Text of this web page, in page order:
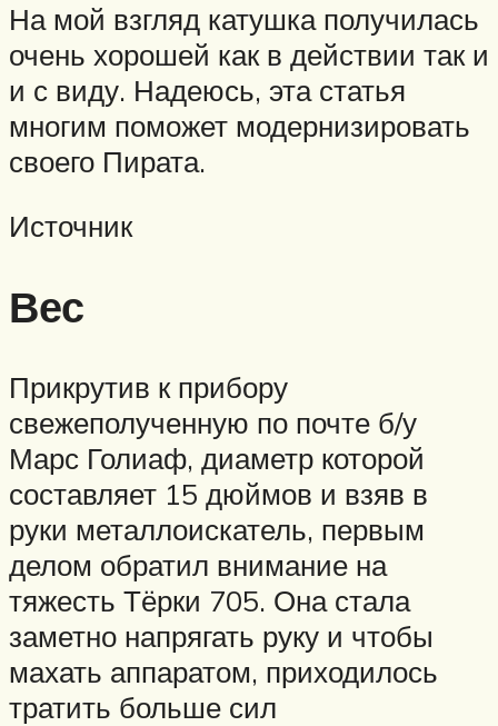
На мой взгляд катушка получилась
очень хорошей как в действии так и
и с виду. Надеюсь, эта статья
многим поможет модернизировать
своего Пирата.
Источник
Вес
Прикрутив к прибору
свежеполученную по почте б/у
Марс Голиаф, диаметр которой
составляет 15 дюймов и взяв в
руки металлоискатель, первым
делом обратил внимание на
тяжесть Тёрки 705. Она стала
заметно напрягать руку и чтобы
махать аппаратом, приходилось
тратить больше сил